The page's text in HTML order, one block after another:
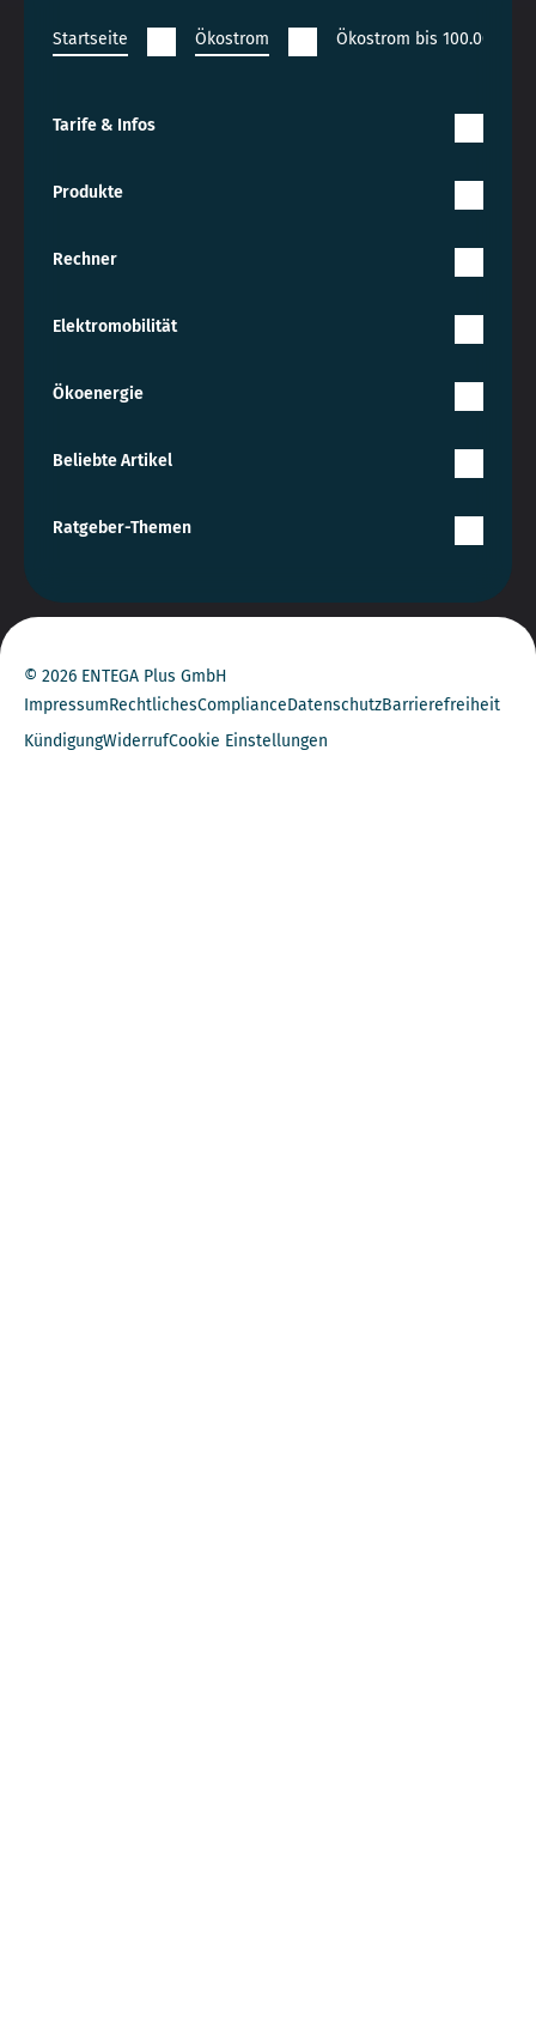
Startseite Ökostrom Ökostrom bis 100.000
Tarife & Infos
Produkte
Rechner
Elektromobilität
Ökoenergie
Beliebte Artikel
Ratgeber-Themen
© 2026 ENTEGA Plus GmbH
ImpressumRechtlichesComplianceDatenschutzBarrierefreiheit
KündigungWiderrufCookie Einstellungen